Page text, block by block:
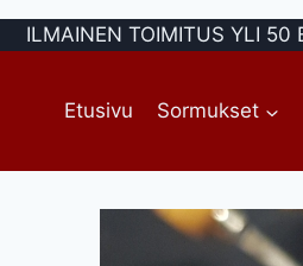
ILMAINEN TOIMITUS YLI 50
Etusivu Sormukset